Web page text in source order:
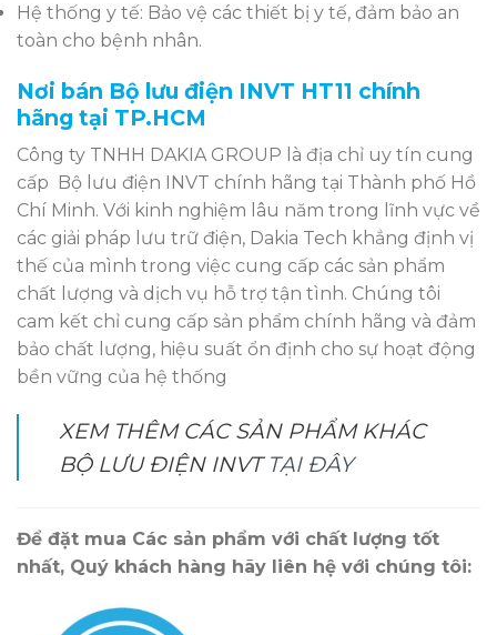
Hệ thống y tế: Bảo vệ các thiết bị y tế, đảm bảo an
toàn cho bệnh nhân.
Nơi bán Bộ lưu điện INVT HT11 chính
hãng tại TP.HCM
Công ty TNHH DAKIA GROUP là địa chỉ uy tín cung
cấp Bộ lưu điện INVT chính hãng tại Thành phố Hồ
Chí Minh. Với kinh nghiệm lâu năm trong lĩnh vực về
các giải pháp lưu trữ điện, Dakia Tech khẳng định vị
thế của mình trong việc cung cấp các sản phẩm
chất lượng và dịch vụ hỗ trợ tận tình. Chúng tôi
cam kết chỉ cung cấp sản phẩm chính hãng và đảm
bảo chất lượng, hiệu suất ổn định cho sự hoạt động
bền vững của hệ thống
XEM THÊM CÁC SẢN PHẨM KHÁC
BỘ LƯU ĐIỆN INVT TẠI ĐÂY
Để đặt mua Các sản phẩm với chất lượng tốt
nhất, Quý khách hàng hãy liên hệ với chúng tôi: